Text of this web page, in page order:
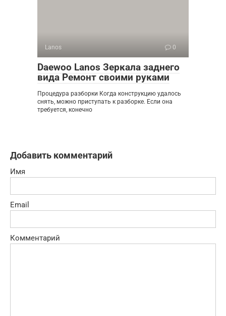
Lanos 0
Daewoo Lanos Зеркала заднего
вида Ремонт своими руками
Процедура разборки Когда конструкцию удалось
снять, можно приступать к разборке. Если она
требуется, конечно
Добавить комментарий
Имя
Email
Комментарий